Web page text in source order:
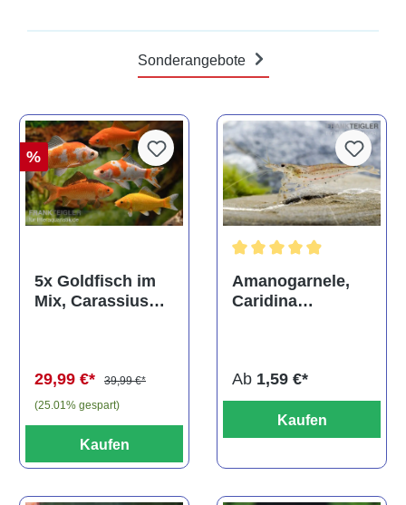
Sonderangebote
%
5x Goldfisch im
Mix, Carassius
29,99 €*
39,99 €*
(25.01% gespart)
Kaufen
Amanogarnele,
Caridina
Ab 1,59 €*
Kaufen